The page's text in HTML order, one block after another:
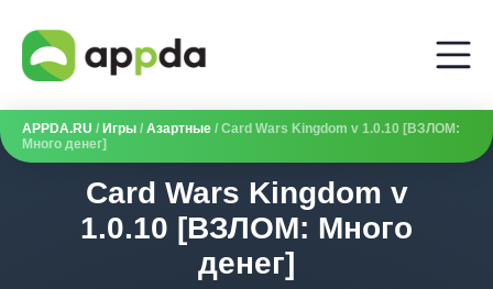
APPDA.RU / Игры / Азартные / Card Wars Kingdom v 1.0.10 [ВЗЛОМ:
Много денег]
Card Wars Kingdom v
1.0.10 [ВЗЛОМ: Много
денег]